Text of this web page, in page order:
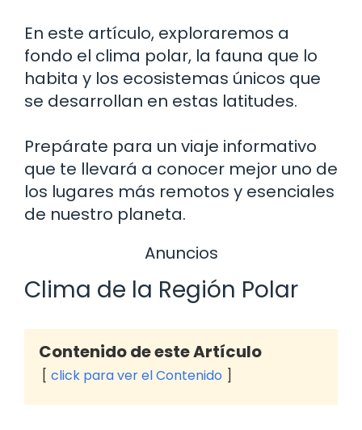
En este artículo, exploraremos a
fondo el clima polar, la fauna que lo
habita y los ecosistemas únicos que
se desarrollan en estas latitudes.
Prepárate para un viaje informativo
que te llevará a conocer mejor uno de
los lugares más remotos y esenciales
de nuestro planeta.
Anuncios
Clima de la Región Polar
Contenido de este Artículo
click para ver el Contenido